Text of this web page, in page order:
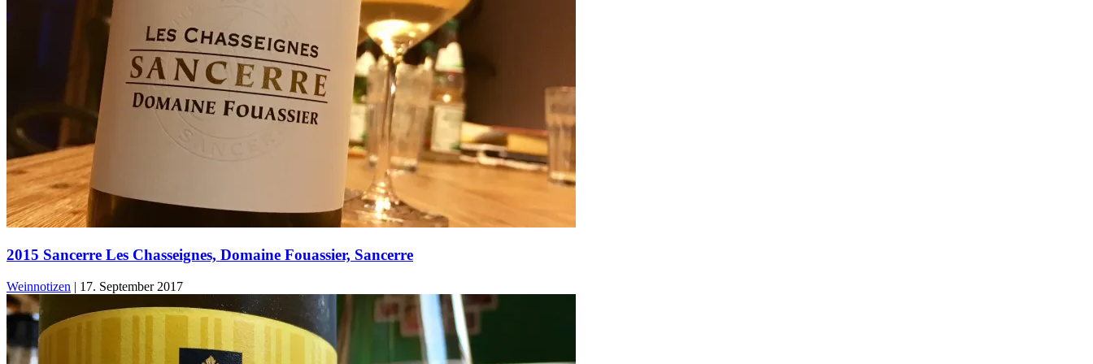
2015 Sancerre Les Chasseignes, Domaine Fouassier, Sancerre
Weinnotizen | 17. September 2017